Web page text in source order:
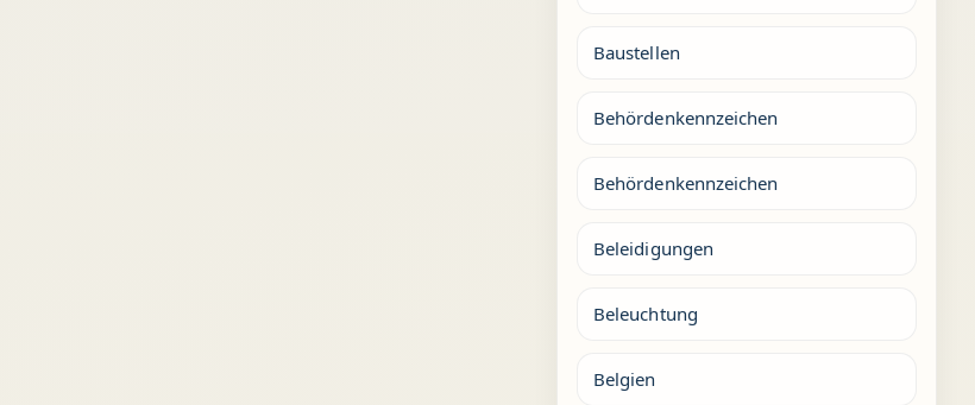
Baustellen
Behördenkennzeichen
Behördenkennzeichen
Beleidigungen
Beleuchtung
Belgien